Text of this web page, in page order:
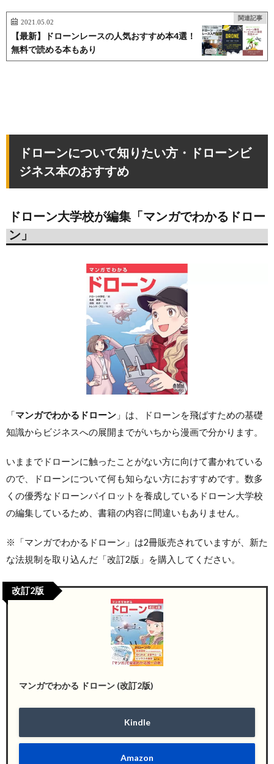
関連記事
2021.05.02
【最新】ドローンレースの人気おすすめ本4選！
無料で読める本もあり
ドローンについて知りたい方・ドローンビ
ジネス本のおすすめ
ドローン大学校が編集「マンガでわかるドロー
ン」
「マンガでわかるドローン 」は、ドローンを飛ばすための基礎
知識からビジネスへの展開までがいちから漫画で分かります。
いままでドローンに触ったことがない方に向けて書かれている
ので、ドローンについて何も知らない方におすすめです。数多
くの優秀なドローンパイロットを養成しているドローン大学校
の編集しているため、書籍の内容に間違いもありません。
※「マンガでわかるドローン」は2冊販売されていますが、新た
な法規制を取り込んだ「改訂2版」を購入してください。
マンガでわかる ドローン (改訂2版)
Kindle
Amazon
改訂2版